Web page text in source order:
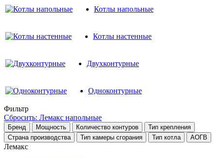
Котлы напольные
Котлы настенные
Двухконтурные
Одноконтурные
Фильтр
Сбросить: Лемакс напольные
Бренд Мощность Количество контуров
Тип крепления
Страна производства
Тип камеры сгорания Тип котла АОГВ
Лемакс